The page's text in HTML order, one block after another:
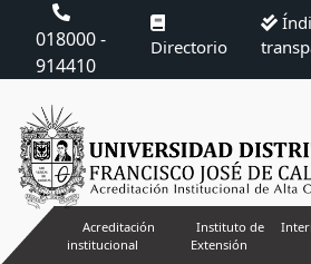
018000 -
914410
Directorio
Acreditación
institucional
Instituto de
Extensión